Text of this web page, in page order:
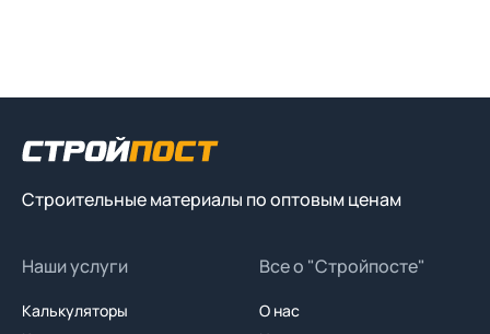
Строительные материалы по оптовым ценам
Наши услуги
Калькуляторы
Все о "Стройпосте"
О нас